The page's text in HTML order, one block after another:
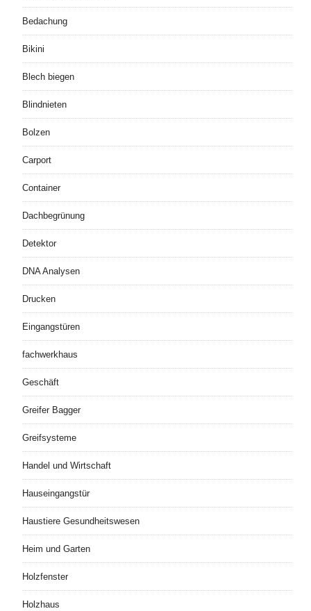
Bedachung
Bikini
Blech biegen
Blindnieten
Bolzen
Carport
Container
Dachbegrünung
Detektor
DNA Analysen
Drucken
Eingangstüren
fachwerkhaus
Geschäft
Greifer Bagger
Greifsysteme
Handel und Wirtschaft
Hauseingangstür
Haustiere Gesundheitswesen
Heim und Garten
Holzfenster
Holzhaus